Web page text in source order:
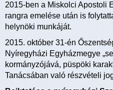
2015-ben a Miskolci Apostoli
rangra emelése után is
helynöki munkáját.
2015. október 31-én
Nyíregyházi Egyházmegye
kormányzójává, püspöki
Tanácsában való részvételi